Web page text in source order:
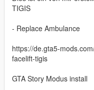
TIGIS
- Replace Ambulance
https://de.gta5-
facelift-tigis
GTA Story Modus install